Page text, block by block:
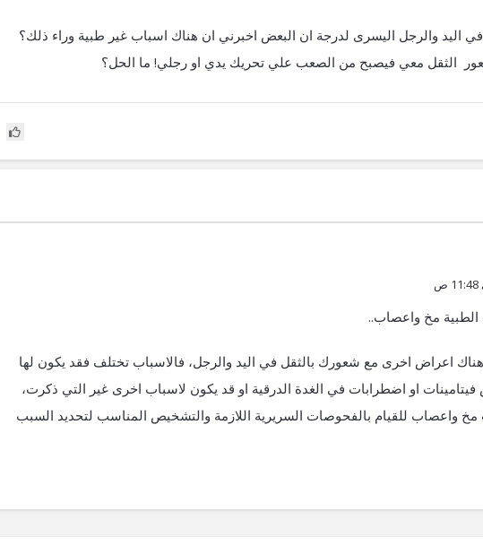
اليد والرجل اليسرى لدرجة ان البعض اخبرني ان هناك اسباب غير طبية وراء ذلك؟
الثقل معي فيصبح من الصعب علي تحريك يدي او رجلي! ما الحل؟
مخ واعصاب..
هناك اعراض اخرى مع شعورك بالثقل في اليد والرجل، فالاسباب تختلف فقد يكون لها
فيتامينات او اضطرابات في الغدة الدرقية او قد يكون لاسباب اخرى غير التي ذكرت،
واعصاب للقيام بالفحوصات السريرية اللازمة والتشخيص المناسب لتحديد السبب